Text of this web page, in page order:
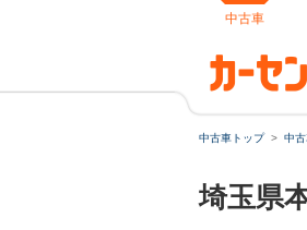
中古車
中古車トップ 中
埼玉県